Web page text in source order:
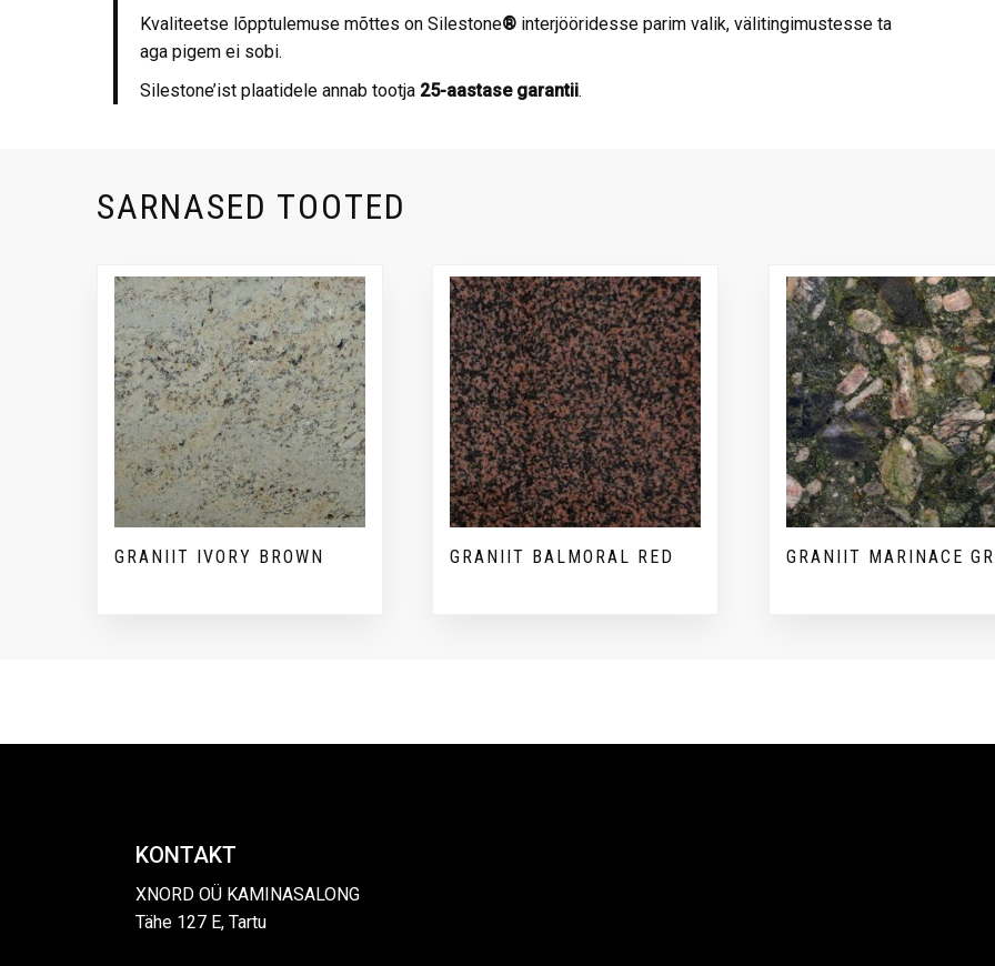
Kvaliteetse lõpptulemuse mõttes on Silestone® interjööridesse parim valik, välitingimustesse ta
aga pigem ei sobi.
Silestone’ist plaatidele annab tootja 25-aastase garantii.
SARNASED TOOTED
GRANIIT IVORY BROWN GRANIIT BALMORAL RED GRANIIT MARINACE
KONTAKT
XNORD OÜ KAMINASALONG
Tähe 127 E, Tartu